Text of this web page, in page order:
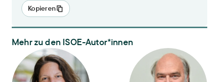
Kopieren
Mehr zu den ISOE-Autor*innen
Dr.-Ing. Martina Winker Dr. Engelbert Schramm